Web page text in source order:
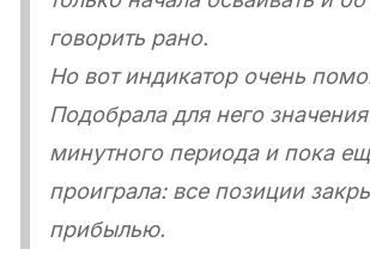
говорить рано.
Но вот индикатор очень
Подобрала для него
минутного периода и пока
проиграла: все позиции
прибылью.